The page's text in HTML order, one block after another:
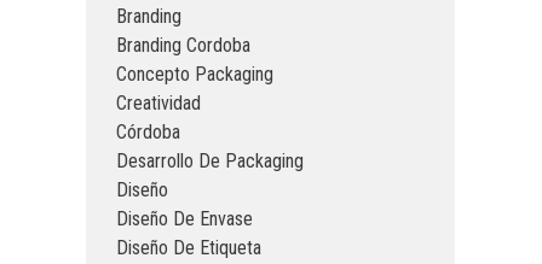
Branding
Branding Cordoba
Concepto Packaging
Creatividad
Córdoba
Desarrollo De Packaging
Diseño
Diseño De Envase
Diseño De Etiqueta